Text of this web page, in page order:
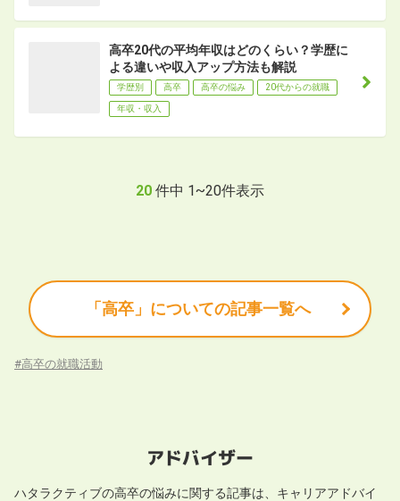
高卒20代の平均年収はどのくらい？学歴に
よる違いや収入アップ方法も解説
学歴別 高卒 高卒の悩み 20代からの就職
年収・収入
20 件中 1~20件表示
「高卒」についての記事一覧へ
#高卒の就職活動
アドバイザー
ハタラクティブの高卒の悩みに関する記事は、キャリアアドバイ